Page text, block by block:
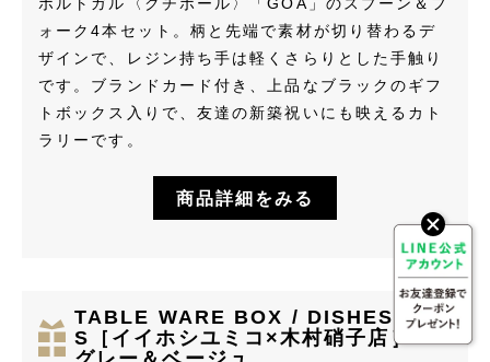
ォーク4本セット。柄と先端で素材が切り替わるデ
ザインで、レジン持ち手は軽くさらりとした手触り
です。ブランドカード付き、上品なブラックのギフ
トボックス入りで、友達の新築祝いにも映えるカト
ラリーです。
商品詳細をみる
TABLE WARE BOX / DISHES /
S［イイホシユミコ×木村硝子店］ /